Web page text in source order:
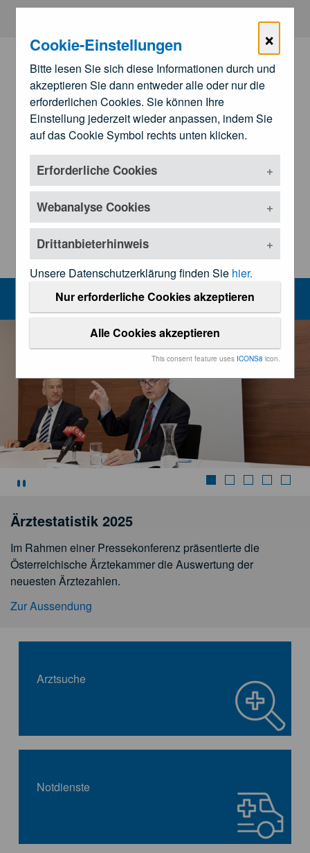
×
Cookie-Einstellungen
Bitte lesen Sie sich diese Informationen durch und
akzeptieren Sie dann entweder alle oder nur die
erforderlichen Cookies. Sie können Ihre
Einstellung jederzeit wieder anpassen, indem Sie
auf das Cookie Symbol rechts unten klicken.
Erforderliche Cookies
Webanalyse Cookies
Drittanbieterhinweis
Unsere Datenschutzerklärung finden Sie hier.
Nur erforderliche Cookies akzeptieren
Alle Cookies akzeptieren
This consent feature uses ICONS8 icon.
Zum Hauptinhalt springen
Zu den
Landesärztekammern
Home
MENU
Stoppen
Ärztestatistik 2025
Im Rahmen einer Pressekonferenz präsentierte die
Österreichische Ärztekammer die Auswertung der
neuesten Ärztezahlen.
Zur Aussendung
Arztsuche
Notdienste